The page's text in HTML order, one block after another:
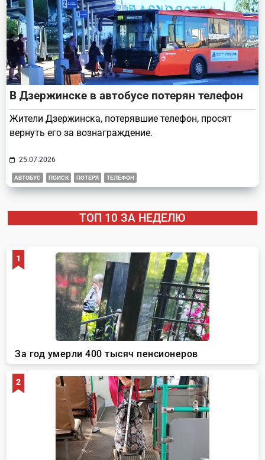
В Дзержинске в автобусе потерян телефон
Жители Дзержинска, потерявшие телефон, просят
вернуть его за вознаграждение.
25.07.2026
АВТОБУС ПОИСК ПОТЕРЯ ТЕЛЕФОН
ТОП 10 ЗА НЕДЕЛЮ